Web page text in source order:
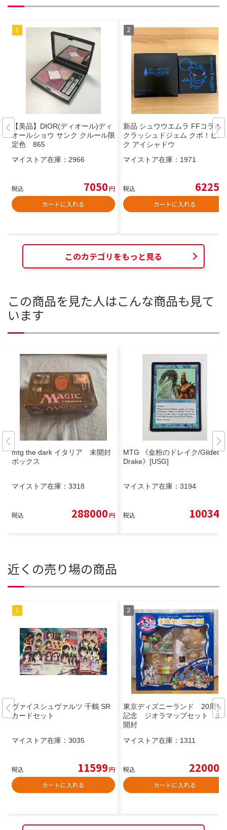
【美品】DIOR(ディオール)ディ
オールショウ サンク クルール限
定色 865
マイストア在庫： 2966
税込 7050円
カートに入れる
新品 シュウウエムラ FFコラボ
クラッシュドジェム クポ！ピン
ク アイシャドウ
マイストア在庫： 1971
税込 6225
カートに入れる
このカテゴリをもっと見る
この商品を見た人はこんな商品も見て
います
mtg the dark イタリア 未開封
ボックス
マイストア在庫： 3318
税込 288000円
MTG 《金粉のドレイク/Gilded
Drake》[USG]
マイストア在庫： 3194
税込 10034
近くの売り場の商品
ヴァイスシュヴァルツ 千鶴 SR
カードセット
マイストア在庫： 3035
税込 11599円
カートに入れる
東京ディズニーランド 20周年
記念 ジオラマップセット 未
開封
マイストア在庫： 1311
税込 22000
カートに入れる